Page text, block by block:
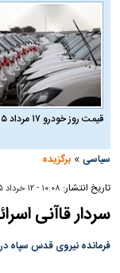
قیمت روز خودرو ۱۷ مرداد ۱۴۰۵
سیاسی »برگزیده
تاریخ انتشار: ۱۰:۰۸ - ۱۲ خرداد ۱۴۰۵
سردار قاآنی
فرمانده نیروی قدس سپاه